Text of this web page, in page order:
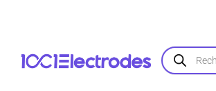
Recherche
de
produits